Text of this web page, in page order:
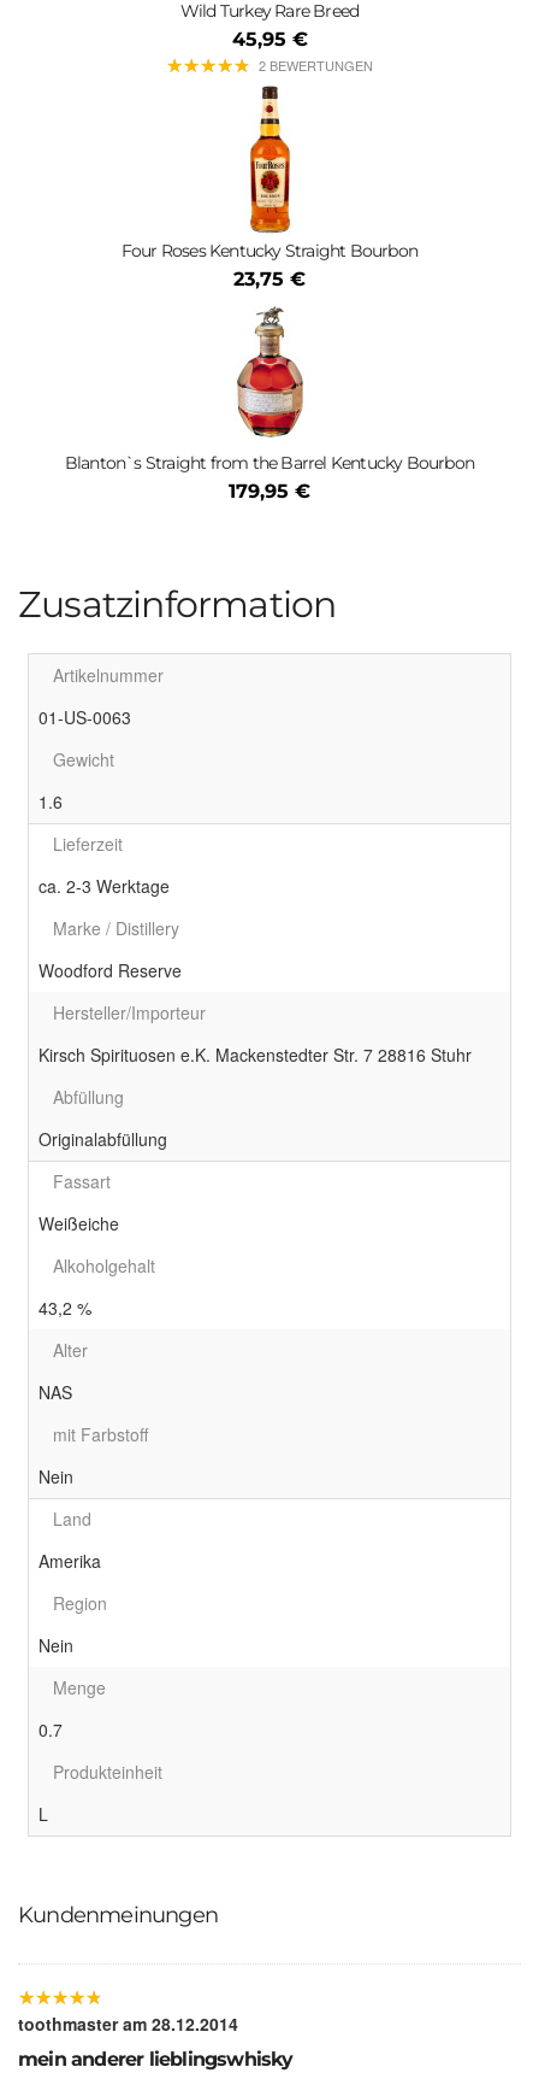
Wild Turkey Rare Breed
45,95 €
★★★★★
★★★★★ 2 BEWERTUNGEN
Four Roses Kentucky Straight Bourbon
23,75 €
Blanton`s Straight from the Barrel Kentucky Bourbon
179,95 €
Zusatzinformation
Artikelnummer
01-US-0063
Gewicht
1.6
Lieferzeit
ca. 2-3 Werktage
Marke / Distillery
Woodford Reserve
Hersteller/Importeur
Kirsch Spirituosen e.K. Mackenstedter Str. 7 28816 Stuhr
Abfüllung
Originalabfüllung
Fassart
Weißeiche
Alkoholgehalt
43,2 %
Alter
NAS
mit Farbstoff
Nein
Land
Amerika
Region
Nein
Menge
0.7
Produkteinheit
L
Kundenmeinungen
★★★★★
★★★★★
toothmasteram 28.12.2014
mein anderer lieblingswhisky